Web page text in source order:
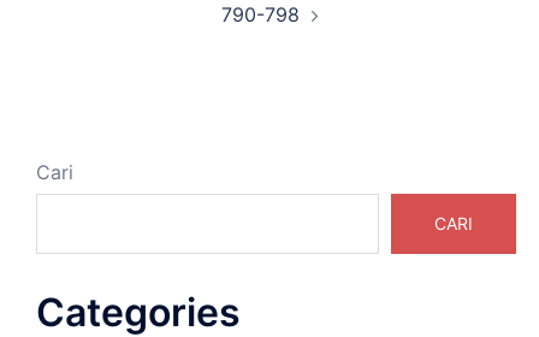
790-798
Cari
CARI
Categories